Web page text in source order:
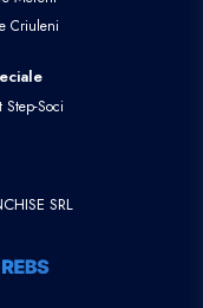
Criuleni
Soci
SRL